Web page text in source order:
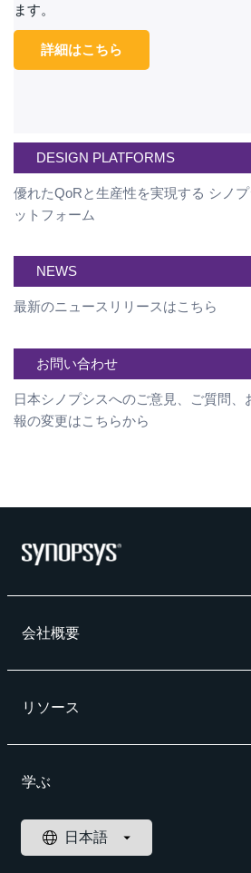
ます。
詳細はこちら
DESIGN PLATFORMS
優れたQoRと生産性を実現する シノ
ットフォーム
NEWS
最新のニュースリリースはこちら
お問い合わせ
日本シノプシスへのご意見、ご質問、
報の変更はこちらから
会社概要
リソース
学ぶ